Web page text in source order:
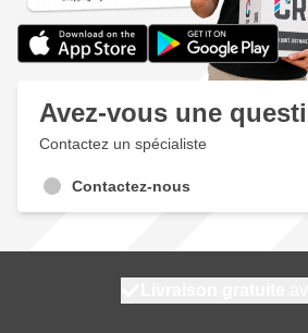
Avez-vous une
Contactez un spécialiste
Contactez-nous